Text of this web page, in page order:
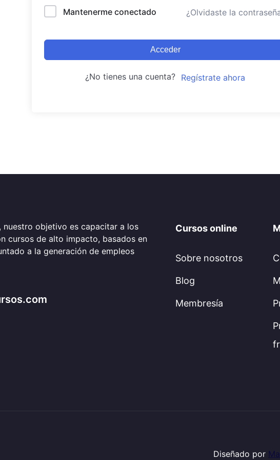
Mantenerme conectado ¿Olvidaste la
Acceder
¿No tienes una cuenta? Regístrate ahora
nuestro objetivo es capacitar a los
cursos de alto impacto, basados en
a la generación de empleos
Cursos online
Sobre nosotros
Blog
Membresía
Diseñado por